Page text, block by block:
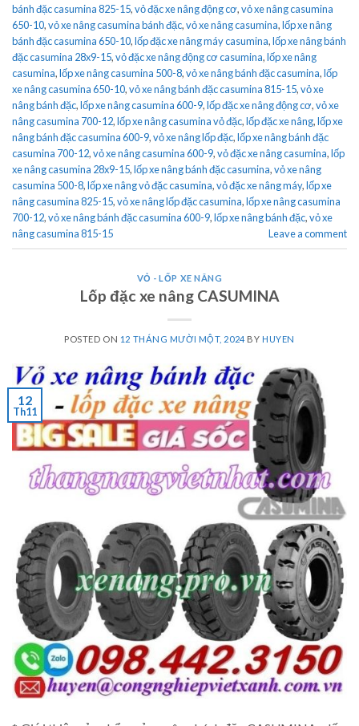
bánh đặc casumina 825-15,vỏ đặc xe nâng động cơ,vỏ xe nâng casumina
650-10,vỏ xe nâng casumina bánh đặc,vỏ xe nâng casumina,lốp xe nâng
bánh đặc casumina 650-10,lốp đặc xe nâng máy casumina,lốp xe nâng bánh
đặc casumina 28x9-15,vỏ đặc xe nâng động cơ casumina,lốp xe nâng
casumina,lốp xe nâng casumina 500-8,vỏ xe nâng bánh đặc casumina,lốp
xe nâng casumina 650-10,vỏ xe nâng bánh đặc casumina 815-15,vỏ xe
nâng bánh đặc,lốp xe nâng casumina 600-9,lốp đặc xe nâng động cơ,vỏ xe
nâng casumina 700-12,lốp xe nâng casumina vỏ đặc,lốp đặc xe nâng,lốp xe
nâng bánh đặc casumina 600-9,vỏ xe nâng lốp đặc,lốp xe nâng bánh đặc
casumina 700-12,vỏ xe nâng casumina 600-9,vỏ đặc xe nâng casumina,lốp
xe nâng casumina 28x9-15,lốp xe nâng bánh đặc casumina,vỏ xe nâng
casumina 500-8,lốp xe nâng vỏ đặc casumina,vỏ đặc xe nâng máy,lốp xe
nâng casumina 825-15,vỏ xe nâng lốp đặc casumina,lốp xe nâng casumina
700-12,vỏ xe nâng bánh đặc casumina 600-9,lốp xe nâng bánh đặc,vỏ xe
nâng casumina 815-15
Leave a comment
VỎ - LỐP XE NÂNG
Lốp đặc xe nâng CASUMINA
POSTED ON 12 THÁNG MƯỜI MỘT, 2024 BY HUYEN
12
Th11